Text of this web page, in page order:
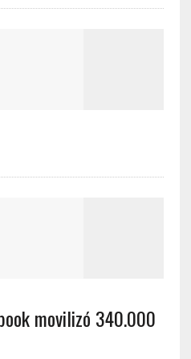
movilizó 340.000